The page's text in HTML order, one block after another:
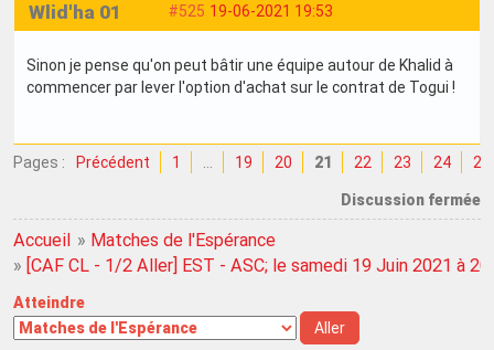
#525 19-06-2021 19:53
Wlid'ha 01
Sinon je pense qu'on peut bâtir une équipe autour de Khalid à
commencer par lever l'option d'achat sur le contrat de Togui !
Pages : Précédent 1 … 19 20 21 22 23 24 25
Discussion fermée
Accueil » Matches de l'Espérance
» [CAF CL - 1/2 Aller] EST - ASC; le samedi 19 Juin 2021 à
Atteindre